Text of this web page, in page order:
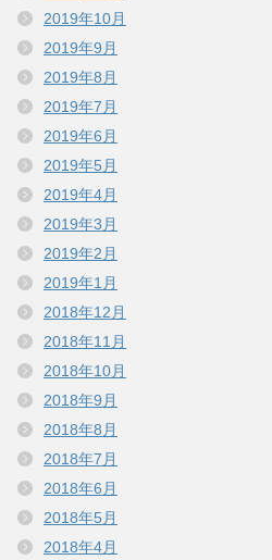
2019年10月
2019年9月
2019年8月
2019年7月
2019年6月
2019年5月
2019年4月
2019年3月
2019年2月
2019年1月
2018年12月
2018年11月
2018年10月
2018年9月
2018年8月
2018年7月
2018年6月
2018年5月
2018年4月